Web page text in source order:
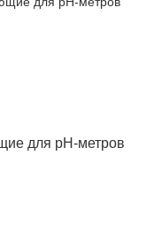
для pH-метров